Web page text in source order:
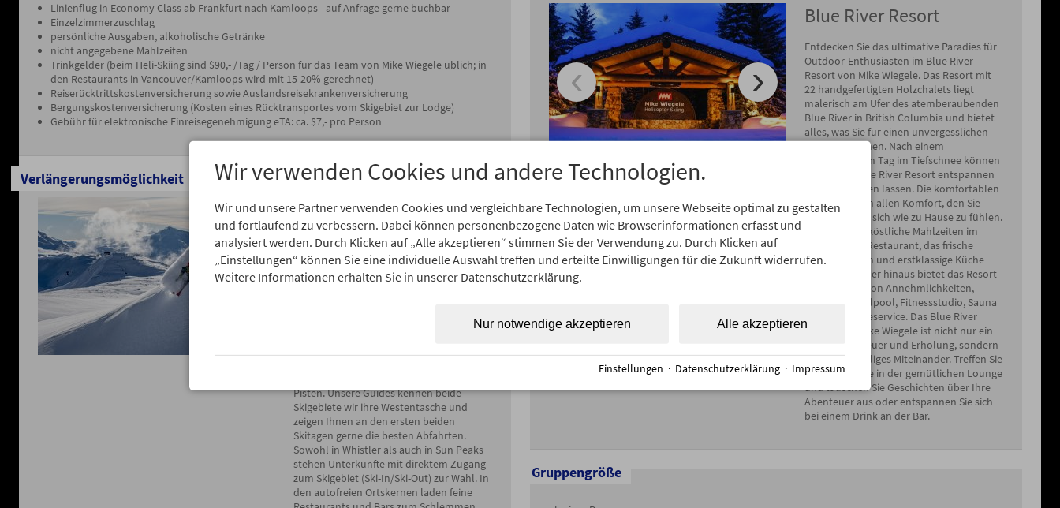
Linienflug in Economy Class ab Frankfurt nach Kamloops - auf Anfrage gerne buchbar
Einzelzimmerzuschlag
persönliche Ausgaben, alkoholische Getränke
nicht angegebene Mahlzeiten
Trinkgelder (beim Heli-Skiing sind $90,- /Tag / Person für das Team von Mike Wiegele üblich; in
den Restaurants in Vancouver/Kamloops wird mit 15-20% gerechnet)
Reiserücktrittskostenversicherung sowie Auslandsreisekrankenversicherung
Bergungskostenversicherung (Kosten eines Rücktransportes vom Skigebiet zur Lodge)
Gebühr für elektronische Einreisegenehmigung eTA: ca. $7,- pro Person
Blue River Resort
Entdecken Sie das ultimative Paradies für
Outdoor-Enthusiasten im Blue River
Resort von Mike Wiegele. Das Resort mit
22 handgefertigten Holzchalets liegt
malerisch am Ufer des atemberaubenden
Blue River in British Columbia und bietet
alles, was Sie für einen unvergesslichen
Urlaub brauchen. Nach einem
ereignisreichen Tag im Tiefschnee können
Sie sich im Blue River Resort entspannen
und verwöhnen lassen. Die komfortablen
Zimmer bieten allen Komfort, den Sie
brauchen, um sich wie zu Hause zu fühlen.
Genießen Sie köstliche Mahlzeiten im
hauseigenen Restaurant, das frische
lokale Zutaten und erstklassige Küche
vereint. Darüber hinaus bietet das Resort
eine Vielzahl von Annehmlichkeiten,
darunter Whirlpool, Fitnessstudio, Sauna
sowie Massageservice. Das Blue River
Resort von Mike Wiegele ist nicht nur ein
Ort für Abenteuer und Erholung, sondern
auch für geselliges Miteinander. Treffen Sie
Gleichgesinnte in der gemütlichen Lounge
und tauschen Sie Geschichten über Ihre
Abenteuer aus oder entspannen Sie sich
bei einem Drink an der Bar.
Verlängerungsmöglichkeit
Vorprogramm Sun Peaks
& Whistler
Wenn es die Zeit erlaubt, empfehlen wir
Ihnen zunächst ein paar Tage in den
Pisten. Unsere Guides kennen beide
Skigebiete wir ihre Westentasche und
zeigen Ihnen an den ersten beiden
Skitagen gerne die besten Abfahrten.
Sowohl in Whistler als auch in Sun Peaks
stehen Unterkünfte mit direktem Zugang
zum Skigebiet (Ski-In/Ski-Out) zur Wahl. In
den autofreien Ortskernen laden feine
Gruppengröße
Wir verwenden Cookies und andere Technologien.
Wir und unsere Partner verwenden Cookies und vergleichbare Technologien, um unsere Webseite optimal zu gestalten
und fortlaufend zu verbessern. Dabei können personenbezogene Daten wie Browserinformationen erfasst und
analysiert werden. Durch Klicken auf „Alle akzeptieren“ stimmen Sie der Verwendung zu. Durch Klicken auf
„Einstellungen“ können Sie eine individuelle Auswahl treffen und erteilte Einwilligungen für die Zukunft widerrufen.
Weitere Informationen erhalten Sie in unserer Datenschutzerklärung.
Alle akzeptieren
Nur notwendige akzeptieren
Einstellungen · Datenschutzerklärung · Impressum